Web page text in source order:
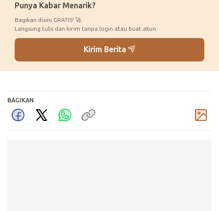
Punya Kabar Menarik?
Bagikan disini GRATIS! 🚀
Langsung tulis dan kirim tanpa login atau buat akun.
Kirim Berita
BAGIKAN